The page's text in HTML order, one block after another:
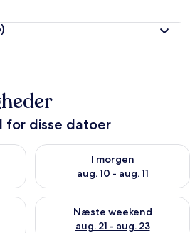
for disse datoer
aug. 9 - aug. 10
I morgen
aug. 10 - aug. 11
Tjek tilgængelighed for i
weekend aug. 14 - aug. 16
Næste weekend
aug. 21 - aug. 23
Tjek tilgængelighed for næste